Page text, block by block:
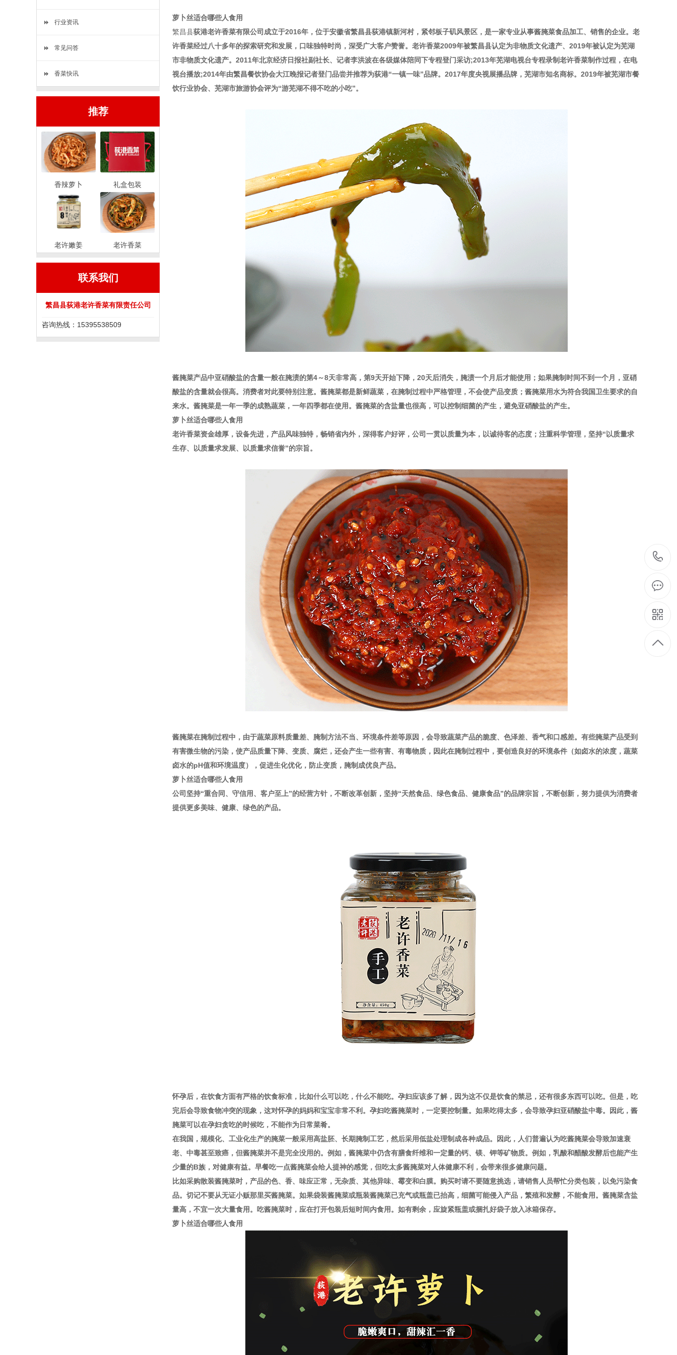
行业资讯
常见问答
香菜快讯
推荐
香辣萝卜 礼盒包装
老许嫩姜 老许香菜
联系我们
繁昌县荻港老许香菜有限责任公司
咨询热线：15395538509
萝卜丝适合哪些人食用
繁昌县荻港老许香菜有限公司成立于2016年，位于安徽省繁昌县荻港镇新河村，紧邻板子矶风景区，是一家专业从事酱腌菜食品加工、销售的企业。老
许香菜经过八十多年的探索研究和发展，口味独特时尚，深受广大客户赞誉。老许香菜2009年被繁昌县认定为非物质文化遗产、2019年被认定为芜湖
市非物质文化遗产。2011年北京经济日报社副社长、记者李洪波在各级媒体陪同下专程登门采访;2013年芜湖电视台专程录制老许香菜制作过程，在电
视台播放;2014年由繁昌餐饮协会大江晚报记者登门品尝并推荐为荻港“一镇一味”品牌。2017年度央视展播品牌，芜湖市知名商标。2019年被芜湖市餐
饮行业协会、芜湖市旅游协会评为“游芜湖不得不吃的小吃”。
酱腌菜产品中亚硝酸盐的含量一般在腌渍的第4～8天非常高，第9天开始下降，20天后消失，腌渍一个月后才能使用；如果腌制时间不到一个月，亚硝
酸盐的含量就会很高。消费者对此要特别注意。酱腌菜都是新鲜蔬菜，在腌制过程中严格管理，不会使产品变质；酱腌菜用水为符合我国卫生要求的自
来水。酱腌菜是一年一季的成熟蔬菜，一年四季都在使用。酱腌菜的含盐量也很高，可以控制细菌的产生，避免亚硝酸盐的产生。
萝卜丝适合哪些人食用
老许香菜资金雄厚，设备先进，产品风味独特，畅销省内外，深得客户好评，公司一贯以质量为本，以诚待客的态度；注重科学管理，坚持“以质量求
生存、以质量求发展、以质量求信誉”的宗旨。
酱腌菜在腌制过程中，由于蔬菜原料质量差、腌制方法不当、环境条件差等原因，会导致蔬菜产品的脆度、色泽差、香气和口感差。有些腌菜产品受到
有害微生物的污染，使产品质量下降、变质、腐烂，还会产生一些有害、有毒物质，因此在腌制过程中，要创造良好的环境条件（如卤水的浓度，蔬菜
卤水的pH值和环境温度），促进生化优化，防止变质，腌制成优良产品。
萝卜丝适合哪些人食用
公司坚持“重合同、守信用、客户至上”的经营方针，不断改革创新，坚持“天然食品、绿色食品、健康食品”的品牌宗旨，不断创新，努力提供为消费者
提供更多美味、健康、绿色的产品。
怀孕后，在饮食方面有严格的饮食标准，比如什么可以吃，什么不能吃。孕妇应该多了解，因为这不仅是饮食的禁忌，还有很多东西可以吃。但是，吃
完后会导致食物冲突的现象，这对怀孕的妈妈和宝宝非常不利。孕妇吃酱腌菜时，一定要控制量。如果吃得太多，会导致孕妇亚硝酸盐中毒。因此，酱
腌菜可以在孕妇贪吃的时候吃，不能作为日常菜肴。
在我国，规模化、工业化生产的腌菜一般采用高盐胚、长期腌制工艺，然后采用低盐处理制成各种成品。因此，人们普遍认为吃酱腌菜会导致加速衰
老、中毒甚至致癌，但酱腌菜并不是完全没用的。例如，酱腌菜中仍含有膳食纤维和一定量的钙、镁、钾等矿物质。例如，乳酸和醋酸发酵后也能产生
少量的B族，对健康有益。早餐吃一点酱腌菜会给人提神的感觉，但吃太多酱腌菜对人体健康不利，会带来很多健康问题。
比如采购散装酱腌菜时，产品的色、香、味应正常，无杂质、其他异味、霉变和白膜。购买时请不要随意挑选，请销售人员帮忙分类包装，以免污染食
品。切记不要从无证小贩那里买酱腌菜。如果袋装酱腌菜或瓶装酱腌菜已充气或瓶盖已抬高，细菌可能侵入产品，繁殖和发酵，不能食用。酱腌菜含盐
量高，不宜一次大量食用。吃酱腌菜时，应在打开包装后短时间内食用。如有剩余，应旋紧瓶盖或捆扎好袋子放入冰箱保存。
萝卜丝适合哪些人食用